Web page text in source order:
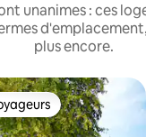
unanimes : ces
plus encore.